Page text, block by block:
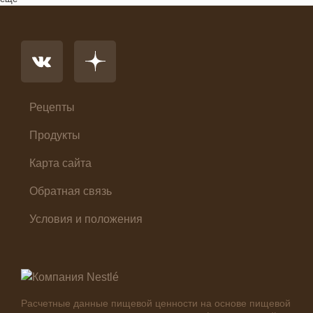
Холодные закуски
Рецепты
Продукты
Карта сайта
Обратная связь
Условия и положения
Расчетные данные пищевой ценности на основе пищевой